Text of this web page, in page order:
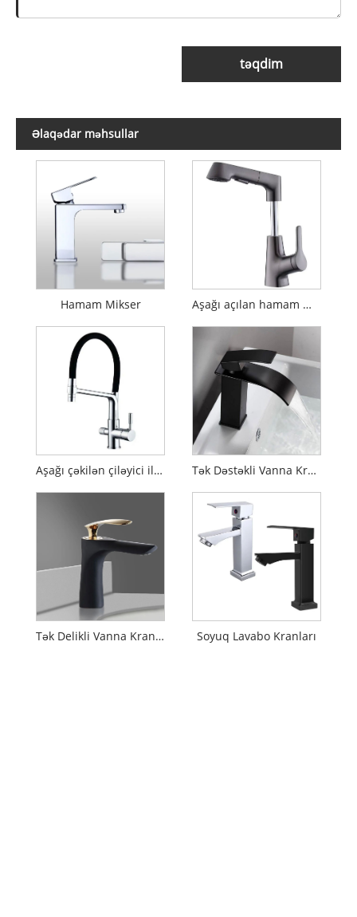
təqdim
Əlaqədar məhsullar
Hamam Mikser Aşağı açılan hamam mikseri
Aşağı çəkilən çiləyici ilə vanna otağı kranları Tək Dəstəkli Vanna Kranları
Tək Delikli Vanna Kranları Soyuq Lavabo Kranları